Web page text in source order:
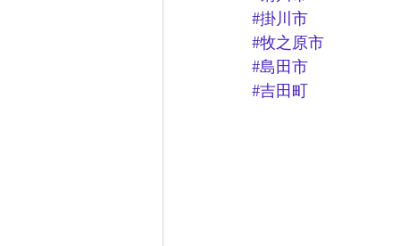
#掛川市
#牧之原市
#島田市
#吉田町